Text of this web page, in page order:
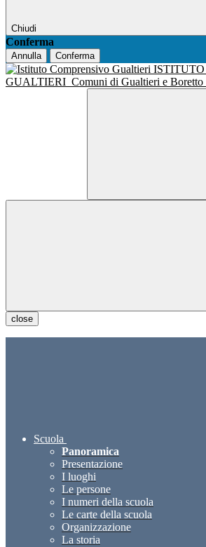
Chiudi
Conferma
Annulla Conferma
GUALTIERI Comuni di Gualtieri e Boretto
close
Scuola
Panoramica
Presentazione
I luoghi
Le persone
I numeri della scuola
Le carte della scuola
Organizzazione
La storia